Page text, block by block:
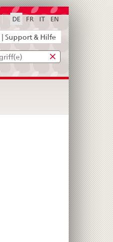
Support & Hilfe
DE FR IT EN